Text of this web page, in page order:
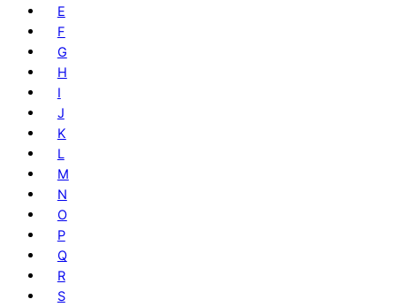
E
F
G
H
I
J
K
L
M
N
O
P
Q
R
S